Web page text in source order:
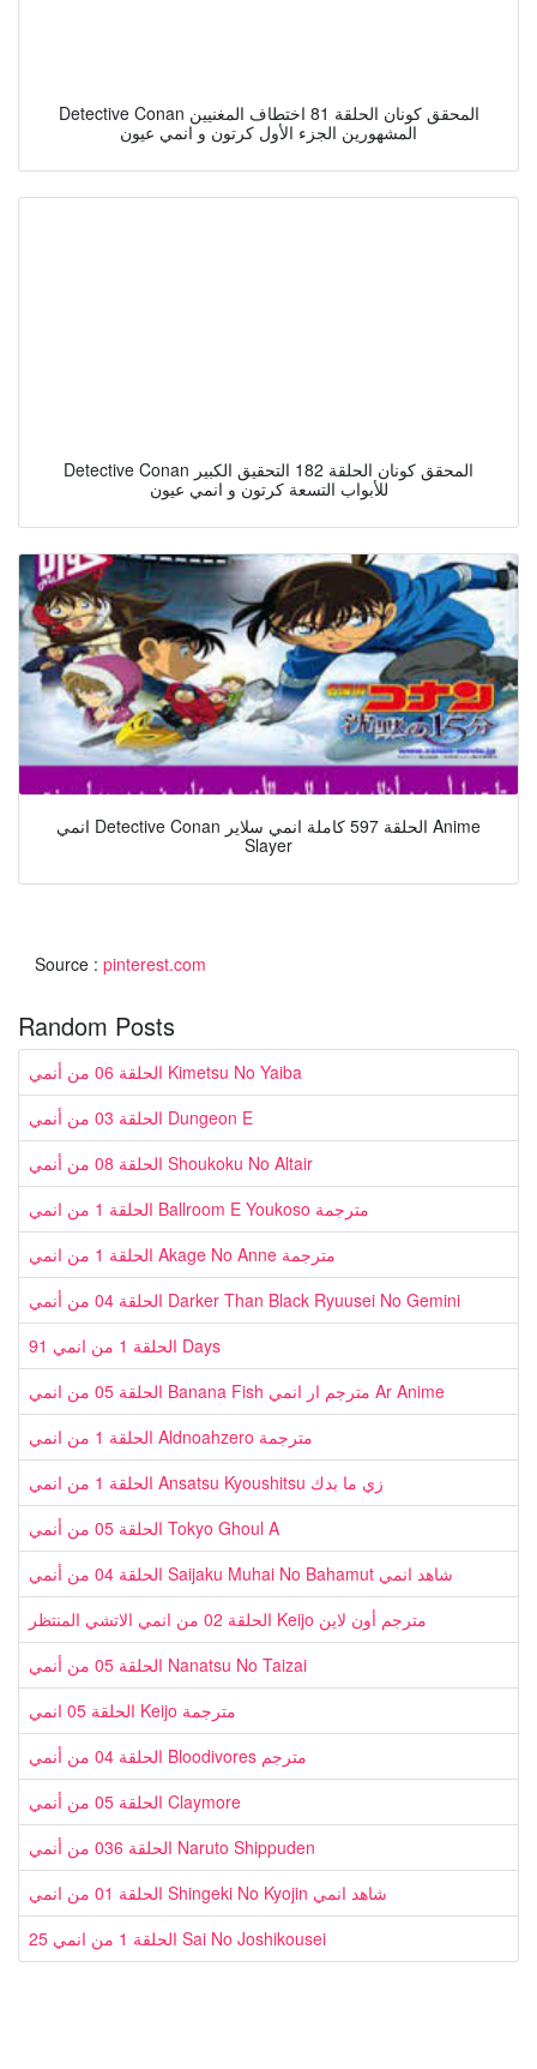
Detective Conan المحقق كونان الحلقة 81 اختطاف المغنيين
المشهورين الجزء الأول كرتون و انمي عيون
Detective Conan المحقق كونان الحلقة 182 التحقيق الكبير
للأبواب التسعة كرتون و انمي عيون
انمي Detective Conan الحلقة 597 كاملة انمي سلاير Anime
Slayer
Source : pinterest.com
Random Posts
الحلقة 06 من أنمي Kimetsu No Yaiba
الحلقة 03 من أنمي Dungeon E
الحلقة 08 من أنمي Shoukoku No Altair
الحلقة 1 من انمي Ballroom E Youkoso مترجمة
الحلقة 1 من انمي Akage No Anne مترجمة
الحلقة 04 من أنمي Darker Than Black Ryuusei No Gemini
الحلقة 1 من انمي 91 Days
الحلقة 05 من انمي Banana Fish مترجم ار انمي Ar Anime
الحلقة 1 من انمي Aldnoahzero مترجمة
الحلقة 1 من انمي Ansatsu Kyoushitsu زي ما بدك
الحلقة 05 من أنمي Tokyo Ghoul A
الحلقة 04 من أنمي Saijaku Muhai No Bahamut شاهد انمي
الحلقة 02 من انمي الاتشي المنتظر Keijo مترجم أون لاين
الحلقة 05 من أنمي Nanatsu No Taizai
الحلقة 05 انمي Keijo مترجمة
الحلقة 04 من أنمي Bloodivores مترجم
الحلقة 05 من أنمي Claymore
الحلقة 036 من أنمي Naruto Shippuden
الحلقة 01 من انمي Shingeki No Kyojin شاهد انمي
الحلقة 1 من انمي 25 Sai No Joshikousei